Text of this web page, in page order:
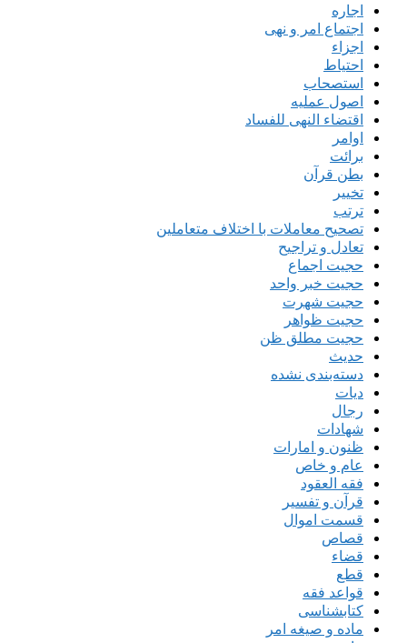
اجاره
اجتماع امر و نهی
اجزاء
احتیاط
استصحاب
اصول عملیه
اقتضاء النهی للفساد
اوامر
برائت
بطن قرآن
تخییر
ترتب
تصحیح معاملات با اختلاف متعاملین
تعادل و تراجیح
حجیت اجماع
حجیت خبر واحد
حجیت شهرت
حجیت ظواهر
حجیت مطلق ظن
حدیث
دسته‌بندی نشده
دیات
رجال
شهادات
ظنون و امارات
عام و خاص
فقه العقود
قرآن و تفسیر
قسمت اموال
قصاص
قضاء
قطع
قواعد فقه
کتابشناسی
ماده و صیغه امر